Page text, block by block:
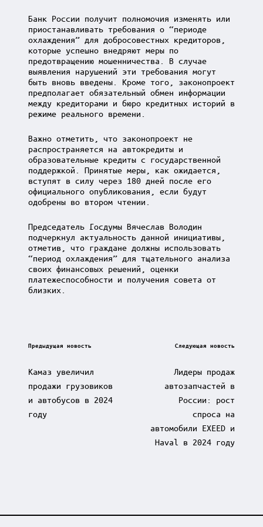
Банк России получит полномочия изменять или
приостанавливать требования о “периоде
охлаждения” для добросовестных кредиторов,
которые успешно внедряют меры по
предотвращению мошенничества. В случае
выявления нарушений эти требования могут
быть вновь введены. Кроме того, законопроект
предполагает обязательный обмен информации
между кредиторами и бюро кредитных историй в
режиме реального времени.
Важно отметить, что законопроект не
распространяется на автокредиты и
образовательные кредиты с государственной
поддержкой. Принятые меры, как ожидается,
вступят в силу через 180 дней после его
официального опубликования, если будут
одобрены во втором чтении.
Председатель Госдумы Вячеслав Володин
подчеркнул актуальность данной инициативы,
отметив, что граждане должны использовать
“период охлаждения” для тщательного анализа
своих финансовых решений, оценки
платежеспособности и получения совета от
близких.
Post
Предыдущая новость
Камаз увеличил
продажи грузовиков
и автобусов в 2024
году
Следующая новость
Лидеры продаж
автозапчастей в
России: рост
спроса на
автомобили EXEED и
Haval в 2024 году